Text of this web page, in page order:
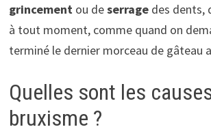
grincement ou deserragedes dents,
à tout moment, comme quand on
terminé le dernier morceau de gâteau
Quelles sont les
bruxisme ?